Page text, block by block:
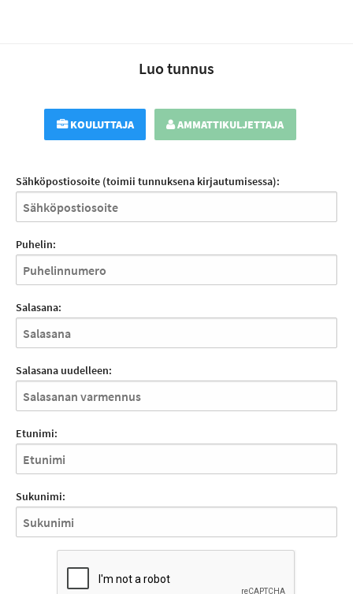
Luo tunnus
KOULUTTAJA AMMATTIKULJETTAJA
Sähköpostiosoite (toimii tunnuksena kirjautumisessa):
Puhelin:
Salasana:
Salasana uudelleen:
Etunimi:
Sukunimi: